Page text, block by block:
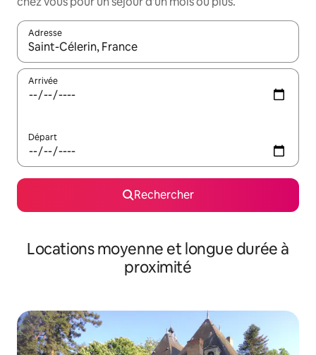
Adresse
Lorsque les résultats s'affichent, utilisez les flèches vers le
Arrivée
Départ
Rechercher
Locations moyenne et longue durée à
proximité